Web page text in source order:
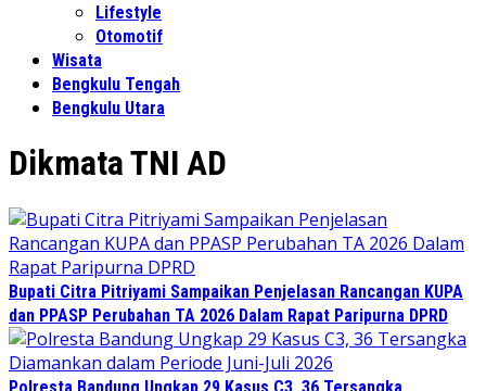
Lifestyle
Otomotif
Wisata
Bengkulu Tengah
Bengkulu Utara
Dikmata TNI AD
Bupati Citra Pitriyami Sampaikan Penjelasan Rancangan KUPA
dan PPASP Perubahan TA 2026 Dalam Rapat Paripurna DPRD